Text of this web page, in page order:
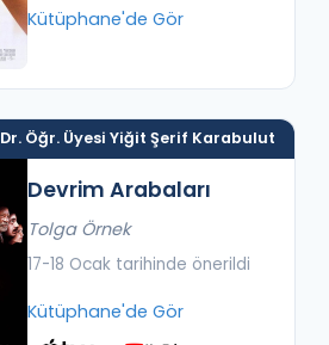
Kütüphane'de Gör
Dr. Öğr. Üyesi Yiğit Şerif Karabulut
Devrim Arabaları
Tolga Örnek
17-18 Ocak tarihinde önerildi
Kütüphane'de Gör